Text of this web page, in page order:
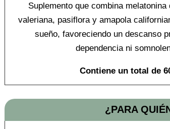
Suplemento que combina
valeriana, pasiflora y amapola
sueño, favoreciendo un descanso
dependencia ni
Contiene un total de
¿PARA